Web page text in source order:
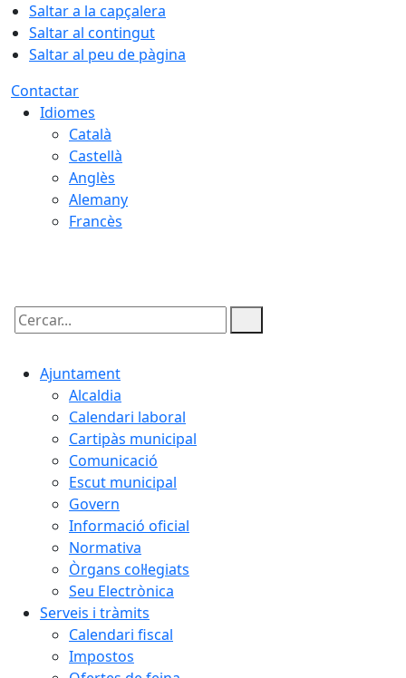
Saltar a la capçalera
Saltar al contingut
Saltar al peu de pàgina
Contactar
Idiomes
Català
Castellà
Anglès
Alemany
Francès
Cercar:
Ajuntament
Alcaldia
Calendari laboral
Cartipàs municipal
Comunicació
Escut municipal
Govern
Informació oficial
Normativa
Òrgans col·legiats
Seu Electrònica
Serveis i tràmits
Calendari fiscal
Impostos